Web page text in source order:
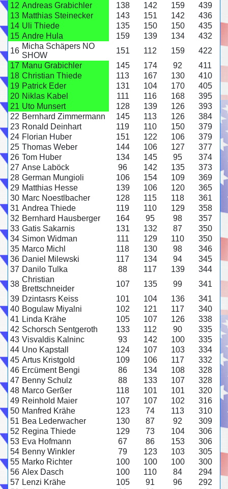
12 Andreas Grabichler 138 142 159
439
13 Matthias Steinecker 143 151 142
436
14 Uli Thiede 135 150 150
435
15 Andre Hula 159 139 134
432
16
Micha Schäpers NO
SHOW
151 112 159
422
17 Manu Grabichler 145 174 92
411
18 Christian Thiede 113 167 130
410
19 Patrick Eder 131 104 170
405
20 Niklas Kabel 111 116 168
395
21 Uto Munsert 128 139 126
393
22 Bernhard Zimmermann 145 113 126
384
23 Ronald Deinhart 119 110 150
379
24 Florian Huber 151 122 106
379
25 Thomas Weber 144 106 127
377
26 Tom Huber 134 145 95
374
27 Anse Laböck 96 142 135
373
28 German Mungioli 106 154 109
369
29 Matthias Hesse 139 106 120
365
30 Marc Noestlbacher 128 115 118
361
31 Andrea Thiede 119 110 129
358
32 Bernhard Hausberger 164 95 98
357
33 Gatis Sakarnis 131 132 87
350
34 Simon Widman 111 129 110
350
35 Marco Michl 118 130 98
346
36 Daniel Milewski 117 134 94
345
37 Danilo Tulka 88 117 139
344
38
Christian
Brettschneider
107 135 99
341
39 Dzintasrs Keiss 101 104 136
341
40 Bogulaw Miyalni 102 121 117
340
41 Linda Krähe 105 107 126
338
42 Schorsch Sentgeroth 133 112 90
335
43 Visvaldis Kalninc 93 142 100
335
44 Uno Kapstall 124 107 103
334
45 Artus Kristgold 109 106 117
332
46 Ercüment Bengi 86 134 108
328
47 Benny Schulz 88 133 107
328
48 Marco Gerßer 118 101 101
320
49 Reinhold Maier 107 107 102
316
50 Manfred Krähe 123 74 113
310
51 Bea Lederwacher 130 87 92
309
52 Regina Thiede 129 73 104
306
53 Eva Hofmann 67 86 153
306
54 Benny Winkler 79 123 103
305
55 Marko Richter 100 100 100
300
56 Alex Dasch 100 110 84
294
57 Lenzi Krähe 105 91 96
292